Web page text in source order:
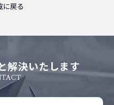
に戻る
解決いたします